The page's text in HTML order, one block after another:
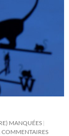
MANQUÉES
COMMENTAIRES